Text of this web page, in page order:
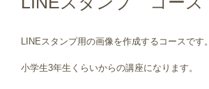
LINEスタンプ用の画像を作成するコースです。
小学生3年生くらいからの講座になります。